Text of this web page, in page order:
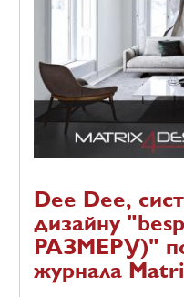
Dee Dee,
дизайну
РАЗМЕРУ)"
журнала